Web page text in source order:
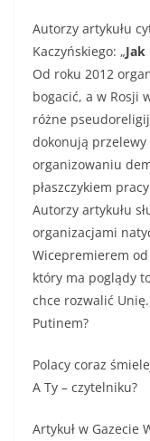
Autorzy artykułu
Kaczyńskiego: „
Od roku 2012
bogacić, a w Rosji
różne
dokonują przelewy
organizowaniu
płaszczykiem
Autorzy artykułu
organizacjami
Wicepremierem
który ma poglądy
chce rozwalić
Putinem?
Polacy coraz
A Ty – czytelniku?
Artykuł w Gazecie